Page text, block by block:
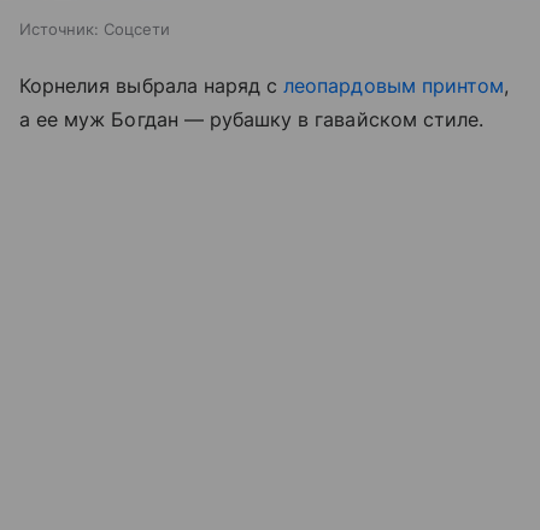
Источник: Соцсети
Корнелия выбрала наряд слеопардовым принтом,
а ее муж Богдан — рубашку в гавайском стиле.